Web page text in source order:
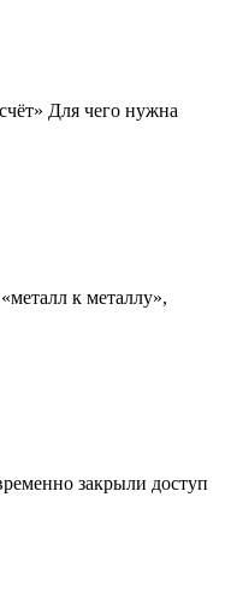
Для чего нужна
к металлу»,
закрыли доступ